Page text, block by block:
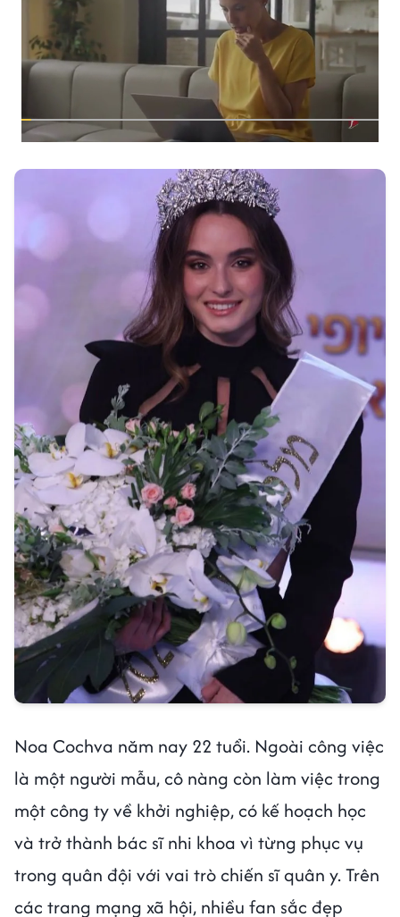
Noa Cochva năm nay 22 tuổi. Ngoài công việc
là một người mẫu, cô nàng còn làm việc trong
một công ty về khởi nghiệp, có kế hoạch học
và trở thành bác sĩ nhi khoa vì từng phục vụ
trong quân đội với vai trò chiến sĩ quân y. Trên
các trang mạng xã hội, nhiều fan sắc đẹp